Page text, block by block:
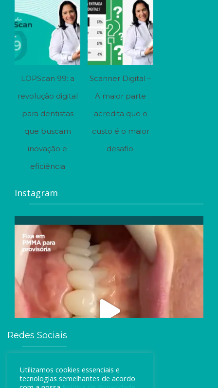
LOPScan 99: a
revolução digital
para dentistas
que buscam
inovação e
eficiência
Scanner Digital –
A maior parte
acredita que o
custo é o maior
desafio.
Instagram
Redes Sociais
Utilizamos cookies essenciais e
tecnologias semelhantes de acordo